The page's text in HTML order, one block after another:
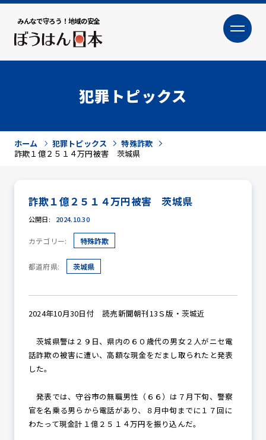
みんなで守ろう！地域の安全
大
防犯活動ニュース
防犯パトロール
防犯セミナー
防犯対策情報
犯罪トピックス
ホーム 犯罪トピックス
特殊詐欺
詐欺１億２５１４万円被害 茨城県
詐欺１億２５１４万円被害 茨城県
公開日: 2024.10.30
カテゴリー: 特殊詐欺
都道府県: 茨城県
2024年10月30日付 読売新聞朝刊13Ｓ版・茨城近
茨城県警は２９日、県内の６０歳代の男女２人がニセ電
話詐欺の被害に遭い、高額な現金をだまし取られたと発表
した。
発表では、守谷市の無職男性（６６）は７月下旬、警察
官を名乗る男らから電話があり、８月中旬までに１７回に
わたって現金計１億２５１４万円を振り込んだ。